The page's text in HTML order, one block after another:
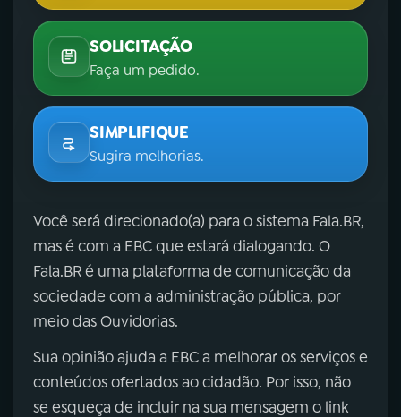
SOLICITAÇÃO
Faça um pedido.
SIMPLIFIQUE
Sugira melhorias.
Você será direcionado(a) para o sistema Fala.BR,
mas é com a EBC que estará dialogando. O
Fala.BR é uma plataforma de comunicação da
sociedade com a administração pública, por
meio das Ouvidorias.
Sua opinião ajuda a EBC a melhorar os serviços e
conteúdos ofertados ao cidadão. Por isso, não
se esqueça de incluir na sua mensagem o link